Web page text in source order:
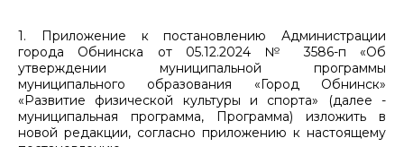
1. Приложение к постановлению Администрации
города Обнинска от 05.12.2024 № 3586-п «Об
утверждении муниципальной программы
муниципального образования «Город Обнинск»
«Развитие физической культуры и спорта» (далее -
муниципальная программа, Программа) изложить в
новой редакции, согласно приложению к настоящему